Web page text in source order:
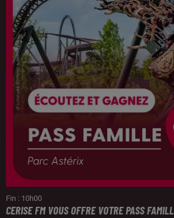
Fin : 10h00
CERISE FM VOUS OFFRE VOTRE PASS